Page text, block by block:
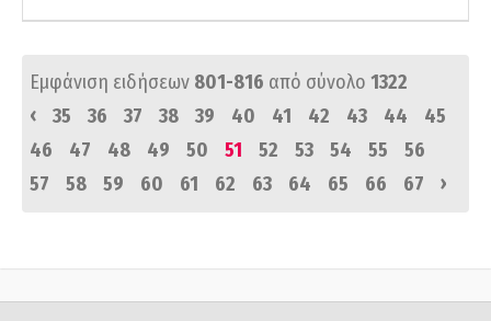
Εμφάνιση ειδήσεων 801-816 από σύνολο 1322
‹
35 36 37 38 39 40 41 42 43 44
45
46
47 48 49 50 51 52 53 54 55
56
57
58 59 60 61 62 63 64 65 66 67 ›